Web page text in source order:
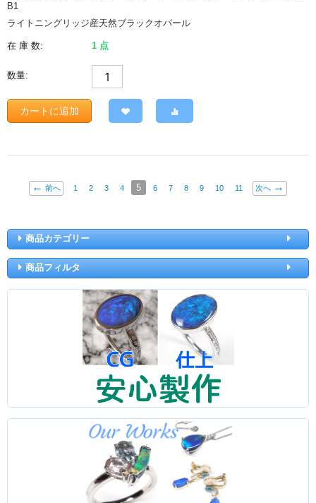
B1
ライトニングリッジ産天然ブラックオパール
在 庫 数: 1 点
数量:
カートに追加
前へ 1 2 3 4 5 6 7 8 9 10 11 次へ
商品カテゴリー
商品フィルタ